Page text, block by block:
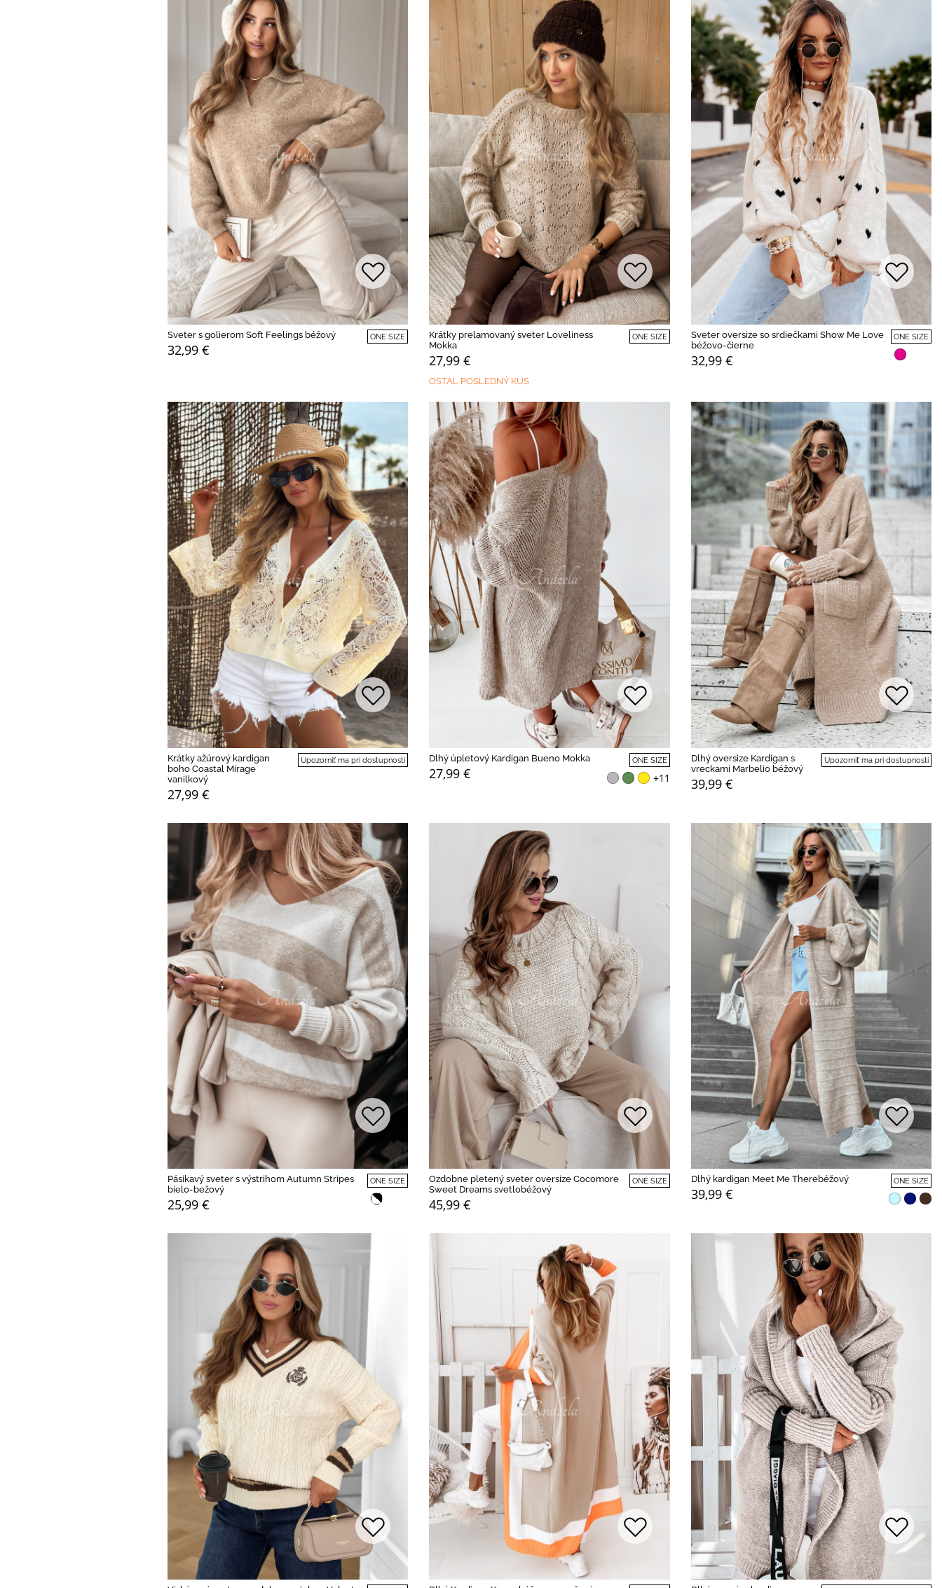
Sveter s golierom Soft Feelings béžový
32,99 €
ONE SIZE
Krátky prelamovaný sveter Loveliness
Mokka
27,99 €
ONE SIZE
OSTAL POSLEDNÝ KUS
Sveter oversize so srdiečkami Show Me Love
béžovo-čierne
32,99 €
ONE SIZE
Krátky ažúrový kardigan
boho Coastal Mirage
vanilkový
27,99 €
Upozorniť ma pri dostupnosti Dlhý úpletový Kardigan Bueno Mokka
27,99 €
ONE SIZE
+11
Dlhý oversize Kardigan s
vreckami Marbelio béžový
39,99 €
Upozorniť ma pri dostupnosti
Pásikavý sveter s výstrihom Autumn Stripes
bielo-bežový
25,99 €
ONE SIZE
Ozdobne pletený sveter oversize Cocomore
Sweet Dreams svetlobéžový
45,99 €
ONE SIZE Dlhý kardigan Meet Me Therebéžový
39,99 €
ONE SIZE